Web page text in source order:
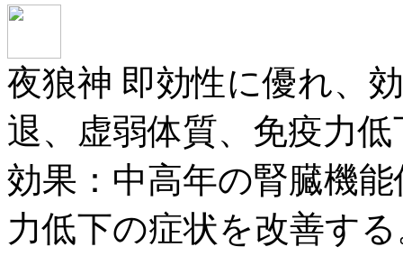
夜狼神 即効性に優れ、
退、虚弱体質、免疫力
効果：中高年の腎臓機
力低下の症状を改善す